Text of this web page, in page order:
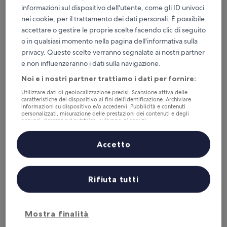
Hotel Adlon Kempinski
Hotel Adlon Kempinski
Struttura
5.0
stelle
Mitte, 2,2 km da Kurfürstenstraße U-Bahn
su
10,
Eccezionale,
(1.012
recensioni)
Eccezionale
Il
prezzo
attuale
341 €
tasse e oneri inclusi
Mercure Hotel Berlin Wittenbergplatz
informazioni sul dispositivo dell'utente, come gli ID univoci
nei cookie, per il trattamento dei dati personali. È possibile
accettare o gestire le proprie scelte facendo clic di seguito
o in qualsiasi momento nella pagina dell'informativa sulla
privacy. Queste scelte verranno segnalate ai nostri partner
e non influenzeranno i dati sulla navigazione.
Noi e i nostri partner trattiamo i dati per fornire:
Utilizzare dati di geolocalizzazione precisi. Scansione attiva delle
caratteristiche del dispositivo ai fini dell’identificazione. Archiviare
informazioni su dispositivo e/o accedervi. Pubblicità e contenuti
personalizzati, misurazione delle prestazioni dei contenuti e degli
annunci, ricerche sul pubblico, sviluppo di servizi.
Elenco dei partner (fornitori)
Mostra finalità
Rifiuta tutti
Accetto